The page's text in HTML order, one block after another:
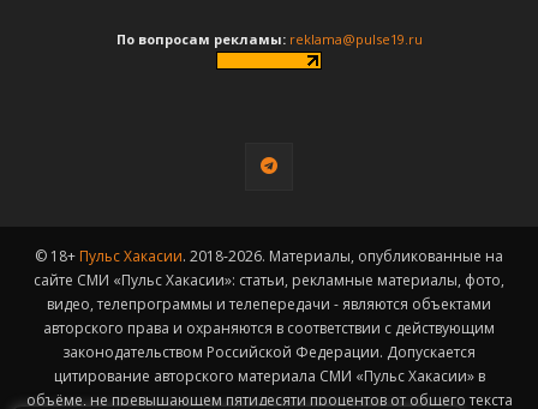
По вопросам рекламы: reklama@pulse19.ru
© 18+ Пульс Хакасии. 2018-2026. Материалы, опубликованные на
сайте СМИ «Пульс Хакасии»: статьи, рекламные материалы, фото,
видео, телепрограммы и телепередачи - являются объектами
авторского права и охраняются в соответствии с действующим
законодательством Российской Федерации. Допускается
цитирование авторского материала СМИ «Пульс Хакасии» в
объёме, не превышающем пятидесяти процентов от общего текста